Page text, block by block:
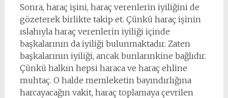
Sonra, haraç işini, haraç verenlerin iyiliğini de
gözeterek birlikte takip et. Çünkü haraç işinin
ıslahıyla haraç verenlerin iyiliği içinde
başkalarının da iyiliği bulunmaktadır. Zaten
başkalarının iyiliği, ancak bunlarınkine bağlıdır.
Çünkü halkın hepsi haraca ve haraç ehline
muhtaç. O halde memleketin bayındırlığına
harcayacağın vakit, haraç toplamaya çevrilen